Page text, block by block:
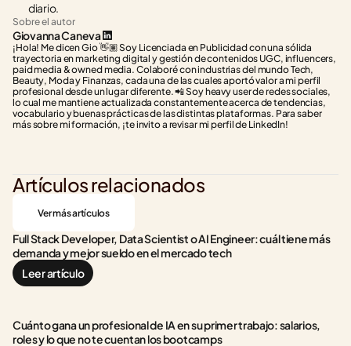
diario.
Sobre el autor
Giovanna Caneva
¡Hola! Me dicen Gio 👋🏽 Soy Licenciada en Publicidad con una sólida
trayectoria en marketing digital y gestión de contenidos UGC, influencers,
paid media & owned media. Colaboré con industrias del mundo Tech,
Beauty, Moda y Finanzas, cada una de las cuales aportó valor a mi perfil
profesional desde un lugar diferente. 📲 Soy heavy user de redes sociales,
lo cual me mantiene actualizada constantemente acerca de tendencias,
vocabulario y buenas prácticas de las distintas plataformas. Para saber
más sobre mi formación, ¡te invito a revisar mi perfil de LinkedIn!
Artículos relacionados
Ver más artículos
Full Stack Developer, Data Scientist o AI Engineer: cuál tiene más
demanda y mejor sueldo en el mercado tech
Leer artículo
Cuánto gana un profesional de IA en su primer trabajo: salarios,
roles y lo que no te cuentan los bootcamps